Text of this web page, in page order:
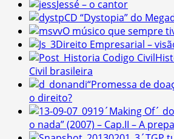
Jessé – o cantor
CD “Dystopia” do
O músico que sempre
Direito Empresarial –
Civil brasileira
“Promessa de
o direito?
´Making Of´
o nada” (2007) – Cap.II – A